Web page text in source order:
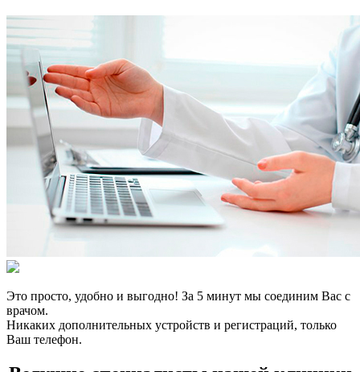
Это просто, удобно и выгодно! За 5 минут мы соединим Вас с
врачом.
Никаких дополнительных устройств и регистраций, только
Ваш телефон.